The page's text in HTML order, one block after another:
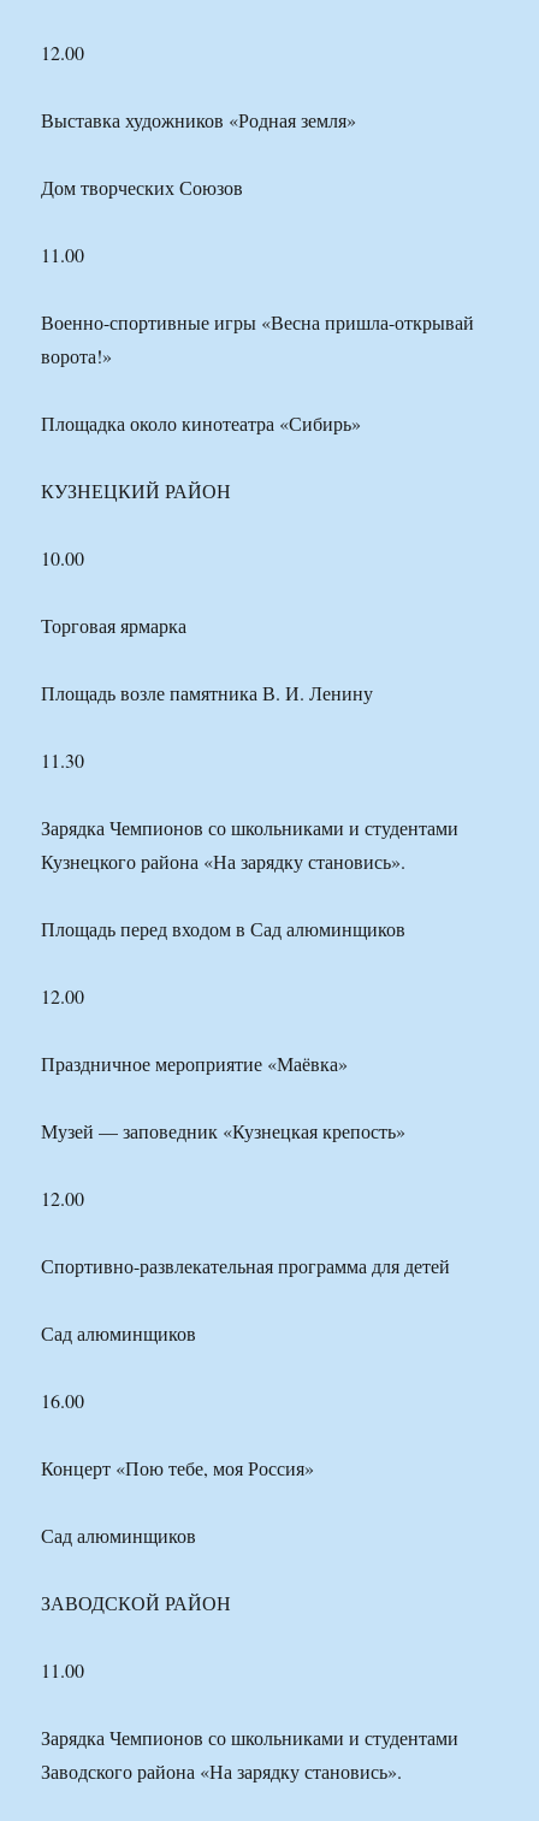
12.00
Выставка художников «Родная земля»
Дом творческих Союзов
11.00
Военно-спортивные игры «Весна пришла-открывай
ворота!»
Площадка около кинотеатра «Сибирь»
КУЗНЕЦКИЙ РАЙОН
10.00
Торговая ярмарка
Площадь возле памятника В. И. Ленину
11.30
Зарядка Чемпионов со школьниками и студентами
Кузнецкого района «На зарядку становись».
Площадь перед входом в Сад алюминщиков
12.00
Праздничное мероприятие «Маёвка»
Музей — заповедник «Кузнецкая крепость»
12.00
Спортивно-развлекательная программа для детей
Сад алюминщиков
16.00
Концерт «Пою тебе, моя Россия»
Сад алюминщиков
ЗАВОДСКОЙ РАЙОН
11.00
Зарядка Чемпионов со школьниками и студентами
Заводского района «На зарядку становись».